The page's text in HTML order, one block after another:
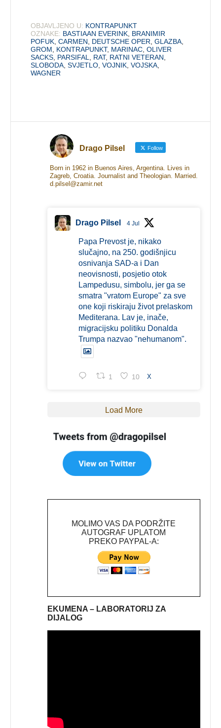
OBJAVLJENO U: KONTRAPUNKT
OZNAKE: BASTIAAN EVERINK BRANIMIR
POFUK ,CARMEN DEUTSCHE OPER ,GLAZBA
GROM
KONTRAPUNKT, MARINAC ,OLIVER
SACKS PARSIFAL RAT, RATNI VETERAN
SLOBODA ,SVJETLO ,VOJNIK ,VOJSKA
WAGNER
Drago Pilsel Follow
Born in 1962 in Buenos Aires, Argentina. Lives in
Zagreb, Croatia. Journalist and Theologian. Married.
d.pilsel@zamir.net
Drago Pilsel 4 Jul
Papa Prevost je, nikako
slučajno, na 250. godišnjicu
osnivanja SAD-a i Dan
neovisnosti, posjetio otok
Lampedusu, simbolu, jer ga se
smatra "vratom Europe" za sve
one koji riskiraju život prelaskom
Mediterana. Lav je, inače,
migracijsku politiku Donalda
Trumpa nazvao "nehumanom".
1 10 X
Load More
MOLIMO VAS DA PODRŽITE
AUTOGRAF UPLATOM
PREKO PAYPAL-A:
EKUMENA – LABORATORIJ ZA
DIJALOG